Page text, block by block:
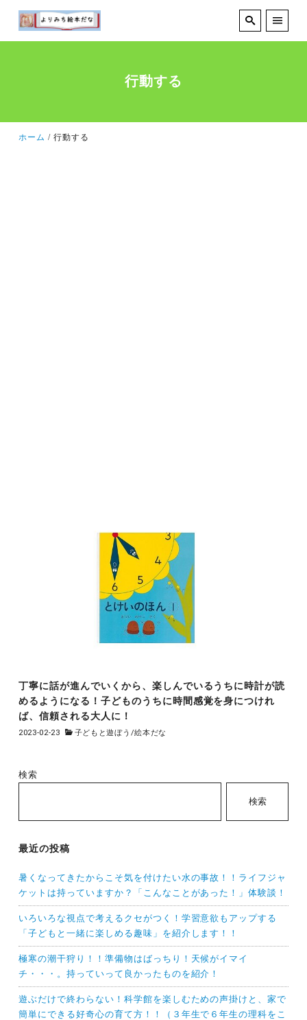
行動する
ホーム 行動する
丁寧に話が進んでいくから、楽しんでいるうちに時計が読
めるようになる！子どものうちに時間感覚を身につけれ
ば、信頼される大人に！
2023-02-23 子どもと遊ぼう /絵本だな
検索
検索
最近の投稿
暑くなってきたからこそ気を付けたい水の事故！！ライフジャ
ケットは持っていますか？「こんなことがあった！」体験談！
いろいろな視点で考えるクセがつく！学習意欲もアップする
「子どもと一緒に楽しめる趣味」を紹介します！！
極寒の潮干狩り！！準備物はばっちり！天候がイマイ
チ・・・。持っていって良かったものを紹介！
遊ぶだけで終わらない！科学館を楽しむための声掛けと、家で
簡単にできる好奇心の育て方！！（３年生で６年生の理科をこ